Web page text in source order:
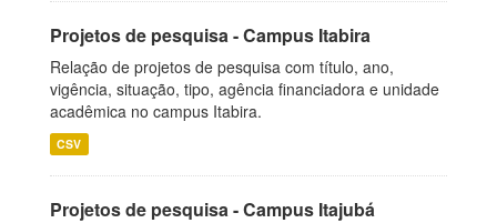
Projetos de pesquisa - Campus Itabira
Relação de projetos de pesquisa com título, ano,
vigência, situação, tipo, agência financiadora e unidade
acadêmica no campus Itabira.
CSV
Projetos de pesquisa - Campus Itajubá